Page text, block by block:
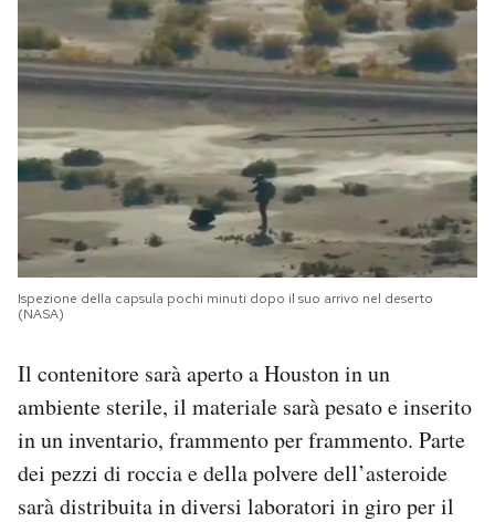
Ispezione della capsula pochi minuti dopo il suo arrivo nel deserto
(NASA)
Il contenitore sarà aperto a Houston in un
ambiente sterile, il materiale sarà pesato e inserito
in un inventario, frammento per frammento. Parte
dei pezzi di roccia e della polvere dell’asteroide
sarà distribuita in diversi laboratori in giro per il